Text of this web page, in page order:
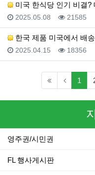
미국 한식당 인기 비결?
등록일
2025.05.08 조회
21585
한국 제품 미국에서 배
등록일
2025.04.15 조회
18356
1
영주권/시민권
FL 행사게시판